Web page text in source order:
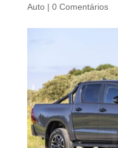
Auto| 0 Comentários